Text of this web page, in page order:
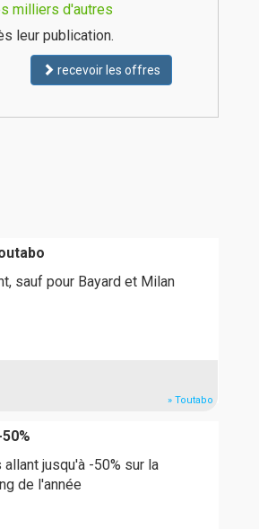
milliers d'autres
leur publication.
recevoir les offres
sauf pour Bayard et Milan
» Toutabo
jusqu'à -50% sur la
de l'année